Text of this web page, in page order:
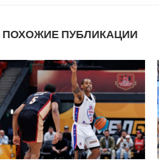
ПОХОЖИЕ ПУБЛИКАЦИИ